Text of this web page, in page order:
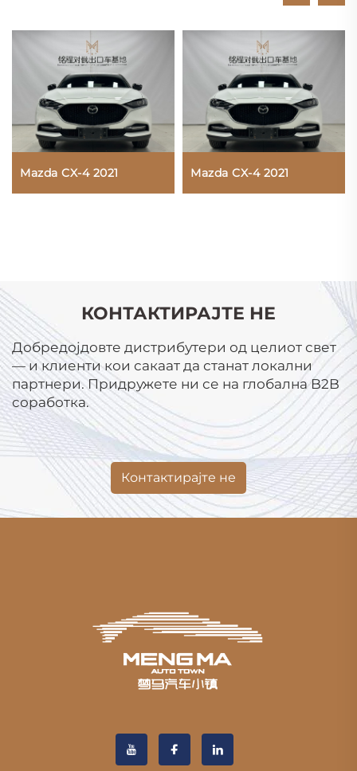
Mazda CX-4 2021 Mazda CX-4 2021
КОНТАКТИРАЈТЕ НЕ
Добредојдовте дистрибутери од целиот свет
— и клиенти кои сакаат да станат локални
партнери. Придружете ни се на глобална B2B
соработка.
Контактирајте не